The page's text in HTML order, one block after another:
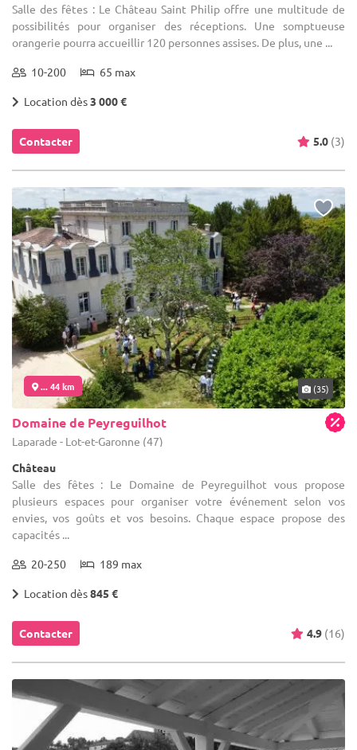
Salle des fêtes : Le Château Saint Philip offre une multitude de
possibilités pour organiser des réceptions. Une somptueuse
orangerie pourra accueillir 120 personnes assises. De plus, une ...
10-200 65 max
Location dès3 000 €
Contacter 5.0 (3)
... 44 km (35)
Domaine de Peyreguilhot
Laparade - Lot-et-Garonne (47)
Château
Salle des fêtes : Le Domaine de Peyreguilhot vous propose
plusieurs espaces pour organiser votre événement selon vos
envies, vos goûts et vos besoins. Chaque espace propose des
capacités ...
20-250 189 max
Location dès845 €
Contacter 4.9 (16)